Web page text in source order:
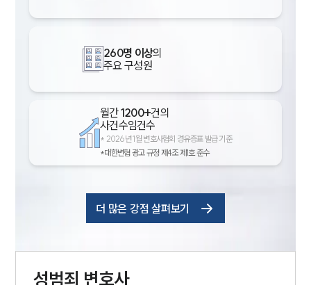
260명 이상의
주요 구성원
월간1200+건의
사건수임건수
* 2026년 1월 변호사협회 경유증표 발급 기준
*대한변협 광고 규정 제4조 제1호 준수
더 많은 강점 살펴보기
성범죄 변호사